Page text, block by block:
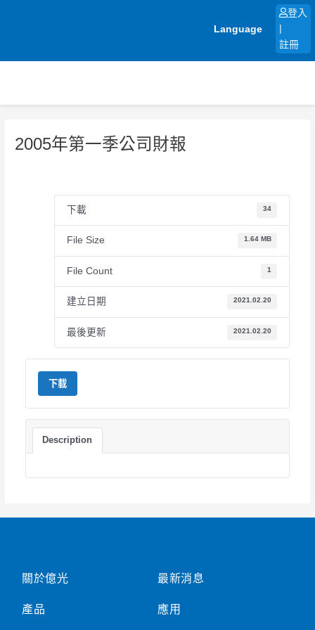
Language
登入
註冊
2005年第一季公司財報
下載 34
File Size 1.64 MB
File Count 1
建立日期 2021.02.20
最後更新 2021.02.20
下載
Description
關於億光
產品
最新消息
應用